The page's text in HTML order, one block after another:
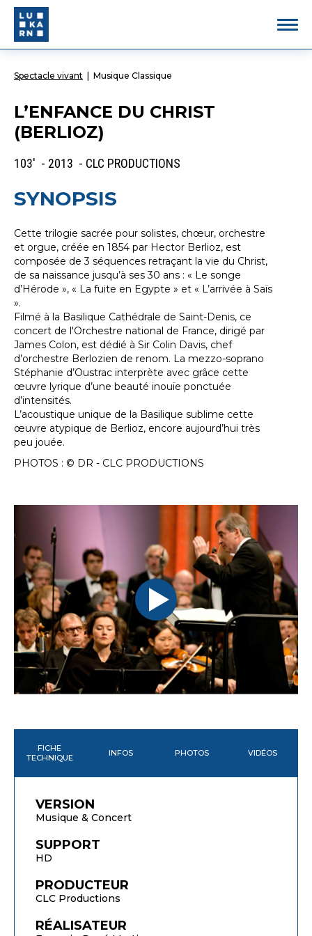
Spectacle vivant Musique Classique
L’ENFANCE DU CHRIST
(BERLIOZ)
103' - 2013 - CLC PRODUCTIONS
SYNOPSIS
Cette trilogie sacrée pour solistes, chœur, orchestre
et orgue, créée en 1854 par Hector Berlioz, est
composée de 3 séquences retraçant la vie du Christ,
de sa naissance jusqu’à ses 30 ans : « Le songe
d’Hérode », « La fuite en Egypte » et « L’arrivée à Saïs
».
Filmé à la Basilique Cathédrale de Saint-Denis, ce
concert de l'Orchestre national de France, dirigé par
James Colon, est dédié à Sir Colin Davis, chef
d’orchestre Berlozien de renom. La mezzo-soprano
Stéphanie d’Oustrac interprète avec grâce cette
œuvre lyrique d’une beauté inouïe ponctuée
d’intensités.
L’acoustique unique de la Basilique sublime cette
œuvre atypique de Berlioz, encore aujourd’hui très
peu jouée.
PHOTOS : © DR - CLC PRODUCTIONS
FICHE
TECHNIQUE
INFOS PHOTOS VIDÉOS
VERSION
Musique & Concert
SUPPORT
HD
PRODUCTEUR
CLC Productions
RÉALISATEUR